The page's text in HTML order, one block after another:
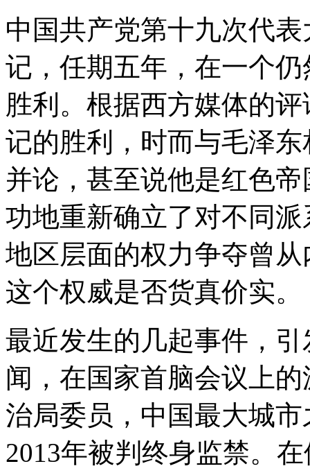
中国共产党第十九次代
记，任期五年，在一个
胜利。根据西方媒体的
记的胜利，时而与毛泽
并论，甚至说他是红色
功地重新确立了对不同
地区层面的权力争夺曾
这个权威是否货真价实。
最近发生的几起事件，
闻，在国家首脑会议上
治局委员，中国最大城
2013年被判终身监禁。